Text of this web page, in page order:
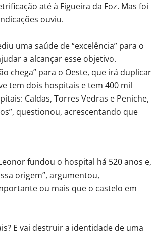
até à Figueira da Foz. Mas foi
ouviu.
uma saúde de “excelência” para o
a alcançar esse objetivo.
chega” para o Oeste, que irá duplicar
tem dois hospitais e tem 400 mil
Caldas, Torres Vedras e Peniche,
questionou, acrescentando que
fundou o hospital há 520 anos e,
origem”, argumentou,
ou mais que o castelo em
E vai destruir a identidade de uma